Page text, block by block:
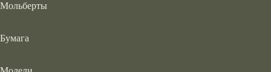
Мольберты
Бумага